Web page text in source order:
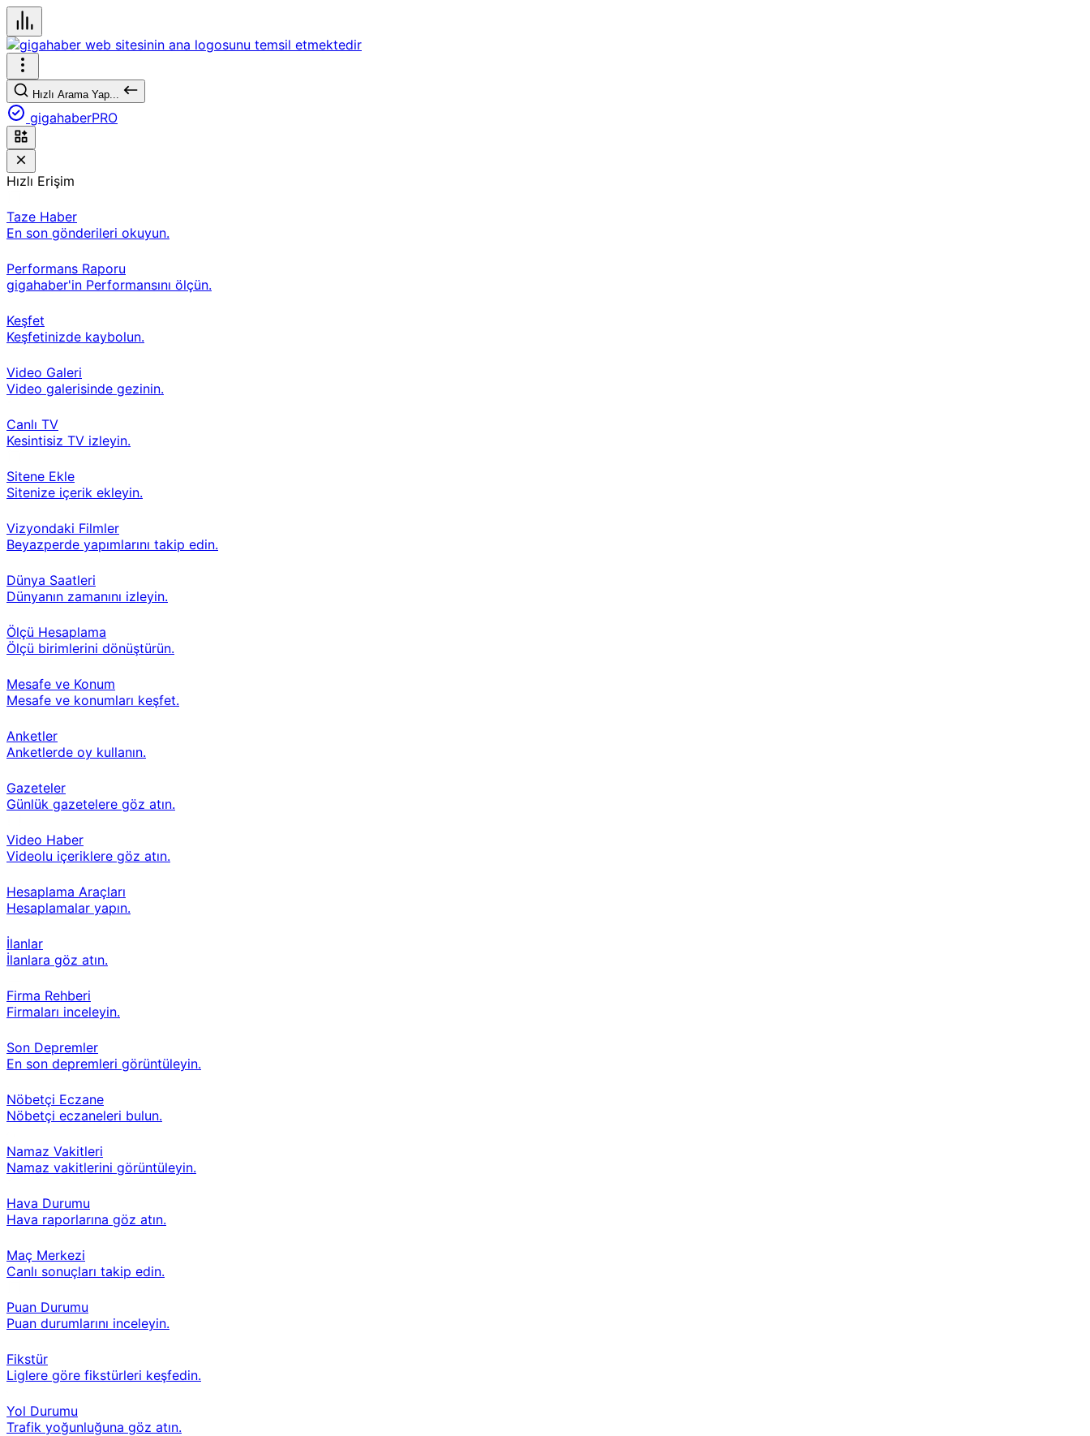
Hızlı Arama Yap...
gigahaberPRO
Hızlı Erişim
Taze Haber
En son gönderileri okuyun.
Performans Raporu
gigahaber'in Performansını ölçün.
Keşfet
Keşfetinizde kaybolun.
Video Galeri
Video galerisinde gezinin.
Canlı TV
Kesintisiz TV izleyin.
Sitene Ekle
Sitenize içerik ekleyin.
Vizyondaki Filmler
Beyazperde yapımlarını takip edin.
Dünya Saatleri
Dünyanın zamanını izleyin.
Ölçü Hesaplama
Ölçü birimlerini dönüştürün.
Mesafe ve Konum
Mesafe ve konumları keşfet.
Anketler
Anketlerde oy kullanın.
Gazeteler
Günlük gazetelere göz atın.
Video Haber
Videolu içeriklere göz atın.
Hesaplama Araçları
Hesaplamalar yapın.
İlanlar
İlanlara göz atın.
Firma Rehberi
Firmaları inceleyin.
Son Depremler
En son depremleri görüntüleyin.
Nöbetçi Eczane
Nöbetçi eczaneleri bulun.
Namaz Vakitleri
Namaz vakitlerini görüntüleyin.
Hava Durumu
Hava raporlarına göz atın.
Maç Merkezi
Canlı sonuçları takip edin.
Puan Durumu
Puan durumlarını inceleyin.
Fikstür
Liglere göre fikstürleri keşfedin.
Yol Durumu
Trafik yoğunluğuna göz atın.